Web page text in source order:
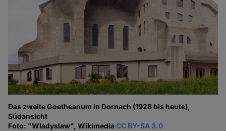
Das zweite Goetheanum in Dornach (1928 bis heute),
Südansicht
Foto: "Wladyslaw", WikimediaCC BY-SA 3.0